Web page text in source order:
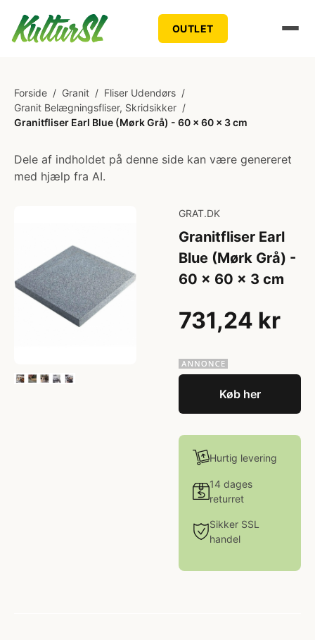
OUTLET
Forside / Granit / Fliser Udendørs /
Granit Belægningsfliser, Skridsikker /
Granitfliser Earl Blue (Mørk Grå) - 60 x 60 x 3 cm
Dele af indholdet på denne side kan være genereret
med hjælp fra AI.
GRAT.DK
Granitfliser Earl
Blue (Mørk Grå) -
60 x 60 x 3 cm
731,24 kr
Køb her
Hurtig levering
14 dages
returret
Sikker SSL
handel